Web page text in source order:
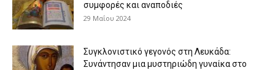
συμφορές και αναποδιές
29 Μαΐου 2024
Συγκλονιστικό γεγονός στη Λευκάδα:
Συνάντησαν μια μυστηριώδη γυναίκα στο